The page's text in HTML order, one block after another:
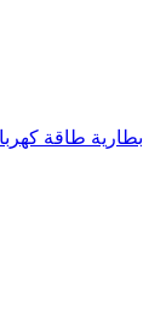
بطارية طاقة